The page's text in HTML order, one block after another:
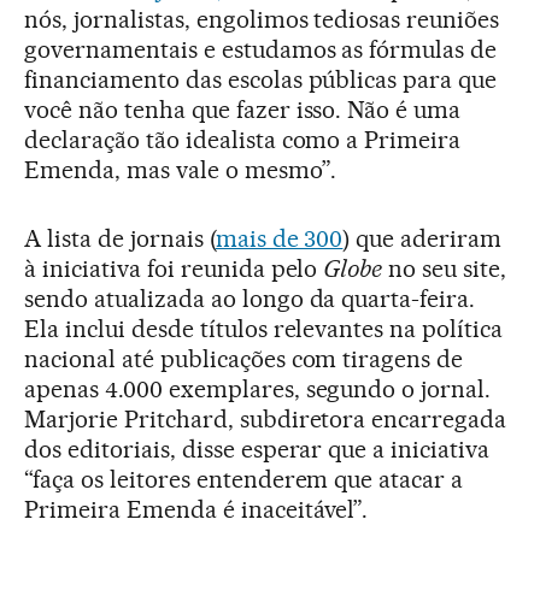
nós, jornalistas, engolimos tediosas reuniões
governamentais e estudamos as fórmulas de
financiamento das escolas públicas para que
você não tenha que fazer isso. Não é uma
declaração tão idealista como a Primeira
Emenda, mas vale o mesmo”.
A lista de jornais (mais de 300) que aderiram
à iniciativa foi reunida pelo Globe no seu site,
sendo atualizada ao longo da quarta-feira.
Ela inclui desde títulos relevantes na política
nacional até publicações com tiragens de
apenas 4.000 exemplares, segundo o jornal.
Marjorie Pritchard, subdiretora encarregada
dos editoriais, disse esperar que a iniciativa
“faça os leitores entenderem que atacar a
Primeira Emenda é inaceitável”.